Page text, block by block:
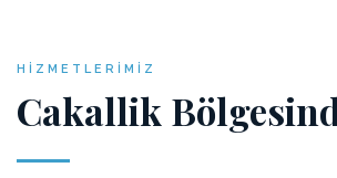
HIZMETLERIMIZ
Cakallik